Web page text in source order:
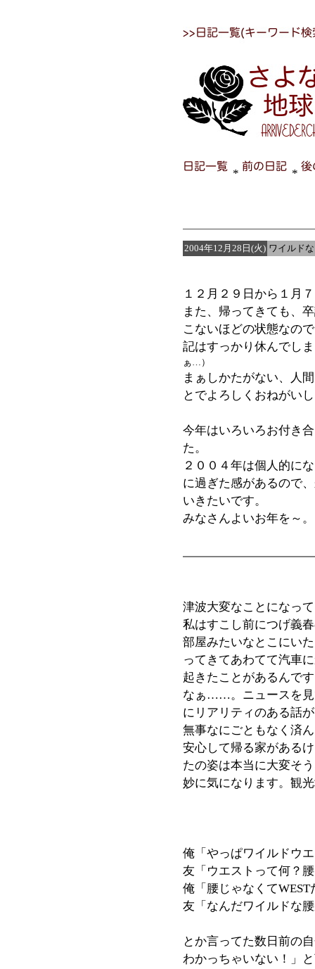
* *
2004年12月28日(火) ワイルド
１２月２９日から１月
また、帰ってきても、
こないほどの状態なの
記はすっかり休んでし
ぁ…）
まぁしかたがない、人
とでよろしくおねがい
今年はいろいろお付き
た。
２００４年は個人的に
に過ぎた感があるので
いきたいです。
みなさんよいお年を～。
津波大変なことになっ
私はすこし前につげ義
部屋みたいなとこにい
ってきてあわてて汽車
起きたことがあるんで
なぁ……。ニュースを見
にリアリティのある話
無事なにごともなく済
安心して帰る家がある
たの姿は本当に大変そ
妙に気になります。観
俺「やっぱワイルドウ
友「ウエストって何？
俺「腰じゃなくて
友「なんだワイルドな
とか言ってた数日前の
わかっちゃいない！」